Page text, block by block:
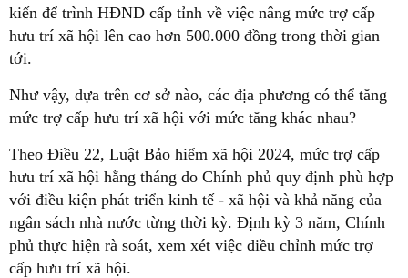
kiến để trình HĐND cấp tỉnh về việc nâng mức trợ cấp
hưu trí xã hội lên cao hơn 500.000 đồng trong thời gian
tới.
Như vậy, dựa trên cơ sở nào, các địa phương có thể tăng
mức trợ cấp hưu trí xã hội với mức tăng khác nhau?
Theo Điều 22, Luật Bảo hiểm xã hội 2024, mức trợ cấp
hưu trí xã hội hằng tháng do Chính phủ quy định phù hợp
với điều kiện phát triển kinh tế - xã hội và khả năng của
ngân sách nhà nước từng thời kỳ. Định kỳ 3 năm, Chính
phủ thực hiện rà soát, xem xét việc điều chỉnh mức trợ
cấp hưu trí xã hội.